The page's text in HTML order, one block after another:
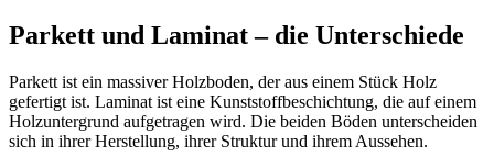
Parkett und Laminat – die Unterschiede
Parkett ist ein massiver Holzboden, der aus einem Stück Holz
gefertigt ist. Laminat ist eine Kunststoffbeschichtung, die auf einem
Holzuntergrund aufgetragen wird. Die beiden Böden unterscheiden
sich in ihrer Herstellung, ihrer Struktur und ihrem Aussehen.